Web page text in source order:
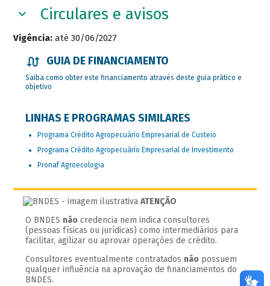
Circulares e avisos
Vigência: até 30/06/2027
GUIA DE FINANCIAMENTO
Saiba como obter este financiamento através deste guia prático e
objetivo
LINHAS E PROGRAMAS SIMILARES
Programa Crédito Agropecuário Empresarial de Custeio
Programa Crédito Agropecuário Empresarial de Investimento
Pronaf Agroecologia
ATENÇÃO
O BNDES não credencia nem indica consultores
(pessoas físicas ou jurídicas) como intermediários para
facilitar, agilizar ou aprovar operações de crédito.
Consultores eventualmente contratados não possuem
qualquer influência na aprovação de financiamentos do
BNDES.